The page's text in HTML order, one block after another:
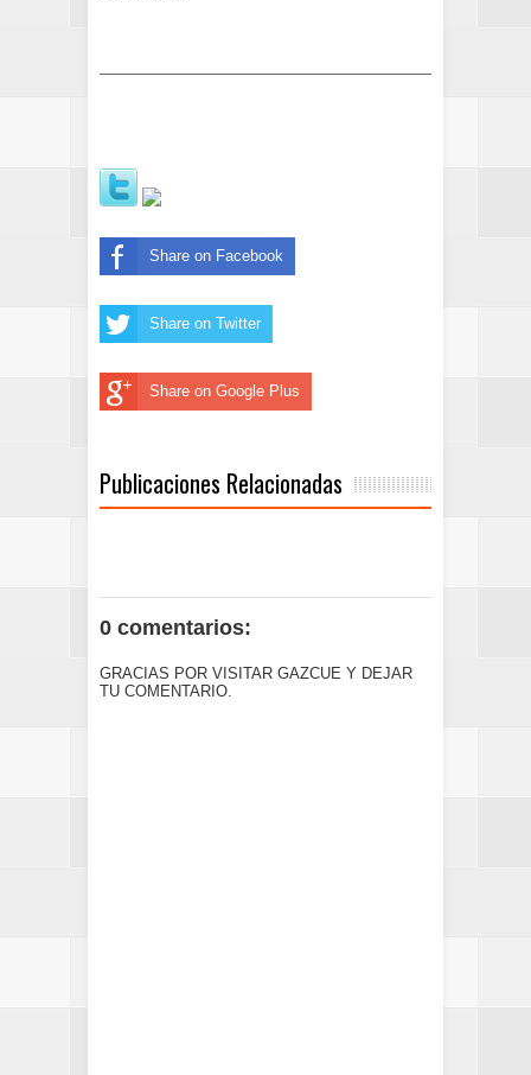
Share on Facebook
Share on Twitter
Share on Google Plus
Publicaciones Relacionadas
0 comentarios:
GRACIAS POR VISITAR GAZCUE Y DEJAR
TU COMENTARIO.